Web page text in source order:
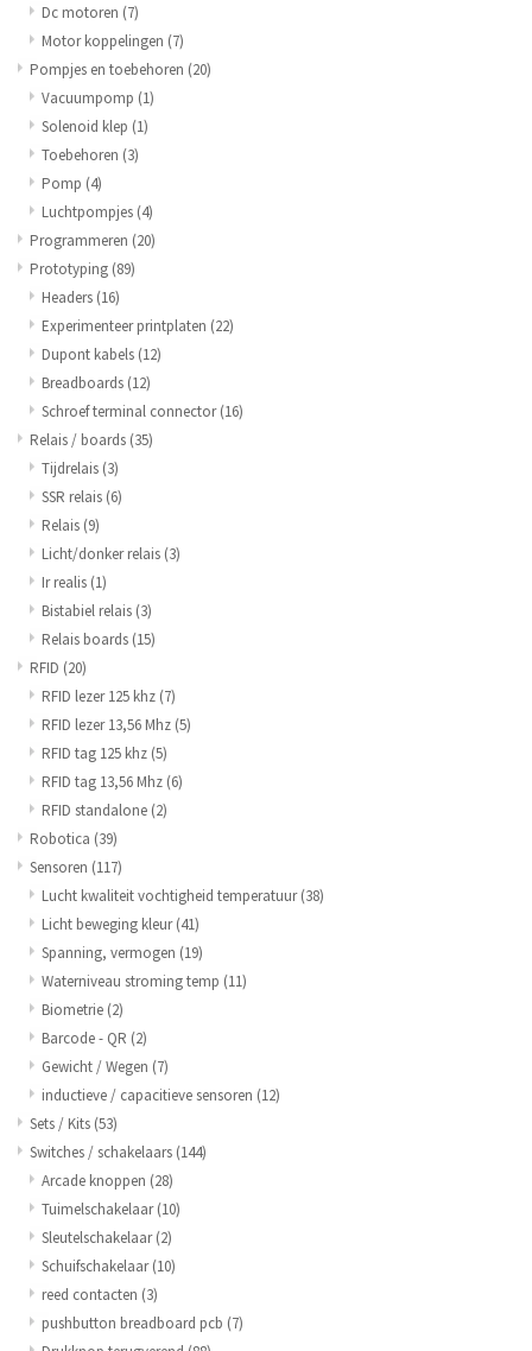
Dc motoren (7)
Motor koppelingen (7)
Pompjes en toebehoren (20)
Vacuumpomp (1)
Solenoid klep (1)
Toebehoren (3)
Pomp (4)
Luchtpompjes (4)
Programmeren (20)
Prototyping (89)
Headers (16)
Experimenteer printplaten (22)
Dupont kabels (12)
Breadboards (12)
Schroef terminal connector(16)
Relais / boards (35)
Tijdrelais (3)
SSR relais (6)
Relais (9)
Licht/donker relais (3)
Ir realis (1)
Bistabiel relais (3)
Relais boards (15)
RFID (20)
RFID lezer 125 khz (7)
RFID lezer 13,56 Mhz (5)
RFID tag 125 khz (5)
RFID tag 13,56 Mhz (6)
RFID standalone (2)
Robotica (39)
Sensoren (117)
Lucht kwaliteit vochtigheid temperatuur(38)
Licht beweging kleur(41)
Spanning, vermogen (19)
Waterniveau stroming temp (11)
Biometrie (2)
Barcode - QR (2)
Gewicht / Wegen (7)
inductieve / capacitieve sensoren (12)
Sets / Kits (53)
Switches / schakelaars (144)
Arcade knoppen (28)
Tuimelschakelaar(10)
Sleutelschakelaar(2)
Schuifschakelaar(10)
reed contacten (3)
pushbutton breadboard pcb (7)